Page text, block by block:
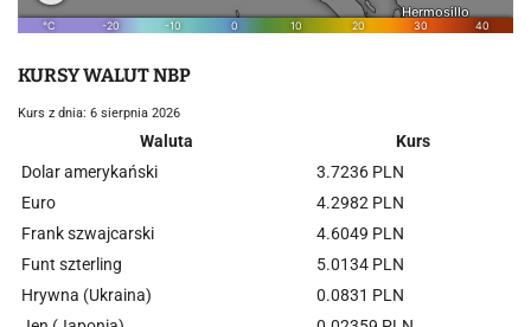
KURSY WALUT NBP
Kurs z dnia: 6 sierpnia 2026
Waluta
Kurs
Dolar amerykański
3.7236 PLN
Euro
4.2982 PLN
Frank szwajcarski
4.6049 PLN
Funt szterling
5.0134 PLN
Hrywna (Ukraina)
0.0831 PLN